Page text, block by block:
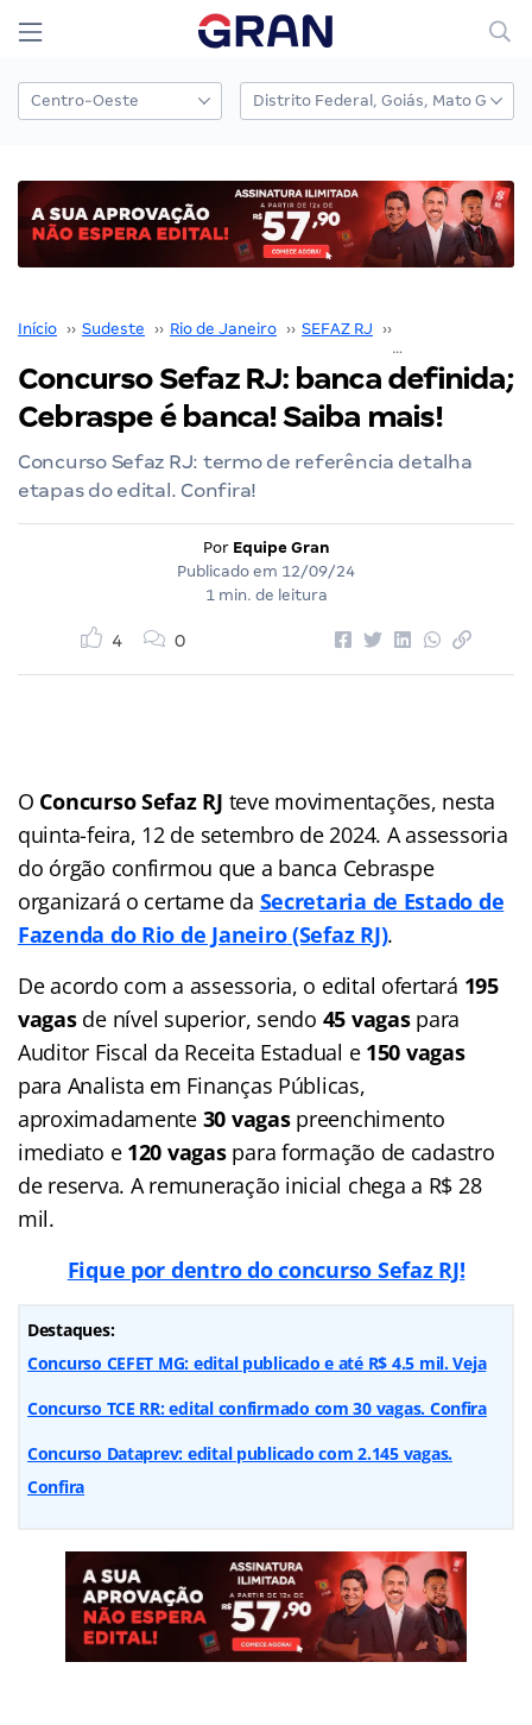
Início ›› Sudeste ›› Rio de Janeiro ›› SEFAZ RJ ››
Concurso Sefaz RJ: banca definida;
Cebraspe é banca! Saiba mais!
Concurso Sefaz RJ: termo de referência detalha
etapas do edital. Confira!
Por Equipe Gran
Publicado em 12/09/24
1 min. de leitura
4 0
O Concurso Sefaz RJ teve movimentações, nesta
quinta-feira, 12 de setembro de 2024. A assessoria
do órgão confirmou que a banca Cebraspe
organizará o certame da Secretaria de Estado de
Fazenda do Rio de Janeiro(Sefaz RJ).
De acordo com a assessoria, o edital ofertará 195
vagas de nível superior, sendo 45 vagas para
Auditor Fiscal da Receita Estadual e 150 vagas
para Analista em Finanças Públicas,
aproximadamente 30 vagas preenchimento
imediato e 120 vagas para formação de cadastro
de reserva. A remuneração inicial chega a R$ 28
mil.
Fique por dentro do concurso Sefaz RJ!
Destaques:
Concurso CEFET MG: edital publicado e até R$ 4.5 mil. Veja
Concurso TCE RR: edital confirmado com 30 vagas. Confira
Concurso Dataprev: edital publicado com 2.145 vagas.
Confira